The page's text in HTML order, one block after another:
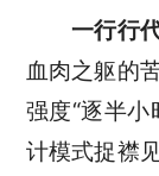
一行行
血肉之躯的
强度“逐半
计模式捉襟